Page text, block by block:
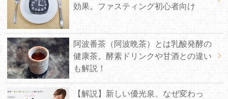
効果。ファスティング初心者向け
阿波番茶（阿波晩茶）とは乳酸発酵の
健康茶。酵素ドリンクや甘酒との違い
も解説！
【解説】新しい優光泉、なぜ変わっ